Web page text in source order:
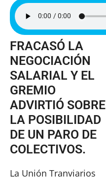
FRACASÓ LA
NEGOCIACIÓN
SALARIAL Y EL
GREMIO
ADVIRTIÓ SOBRE
LA POSIBILIDAD
DE UN PARO DE
COLECTIVOS.
La Unión Tranviarios